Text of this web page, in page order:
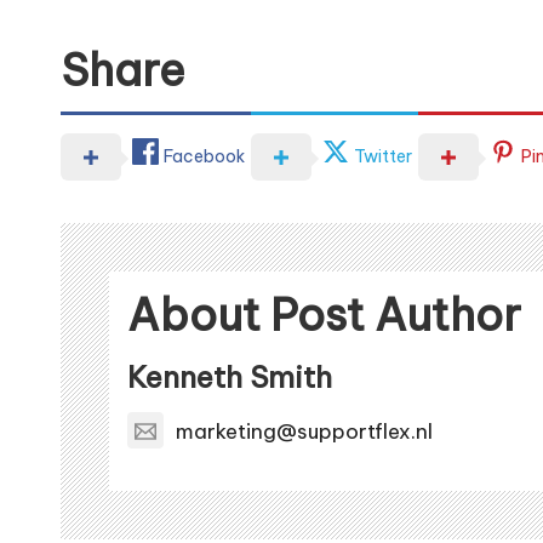
Share
Facebook Twitter
About Post Author
Kenneth Smith
marketing@supportflex.nl